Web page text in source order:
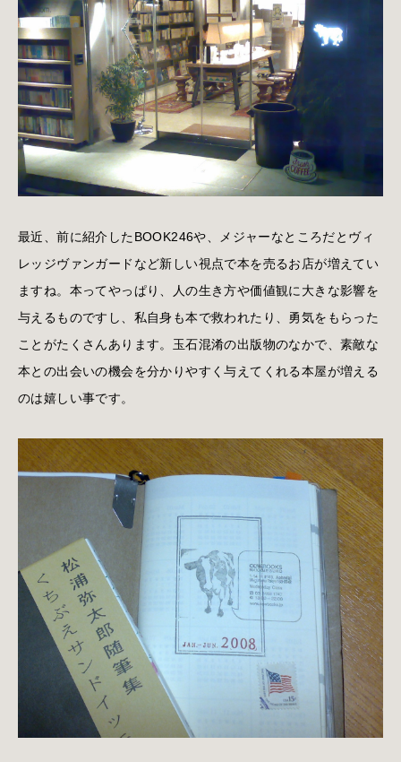
最近、前に紹介したBOOK246や、メジャーなところだとヴィ
レッジヴァンガードなど新しい視点で本を売るお店が増えてい
ますね。本ってやっぱり、人の生き方や価値観に大きな影響を
与えるものですし、私自身も本で救われたり、勇気をもらった
ことがたくさんあります。玉石混淆の出版物のなかで、素敵な
本との出会いの機会を分かりやすく与えてくれる本屋が増える
のは嬉しい事です。